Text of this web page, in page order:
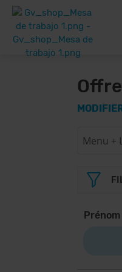
Prénom